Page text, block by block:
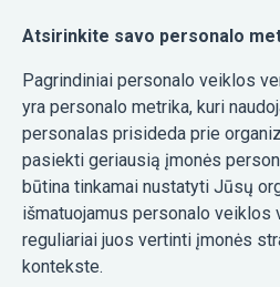
Atsirinkite savo personalo
Pagrindiniai personalo veiklos
yra personalo metrika, kuri
personalas prisideda prie
pasiekti geriausią įmonės
būtina tinkamai nustatyti Jūsų
išmatuojamus personalo veiklos
reguliariai juos vertinti įmonės
kontekste.